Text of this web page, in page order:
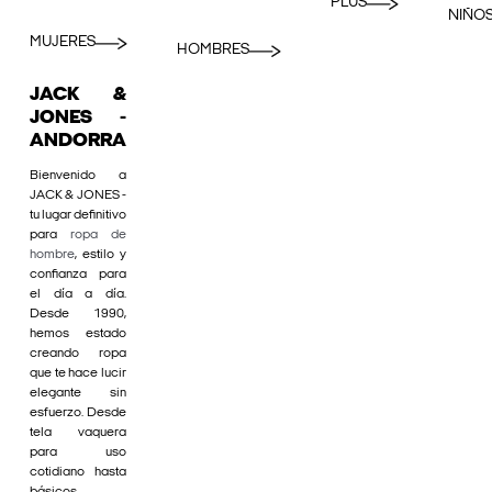
MUJERES
HOMBRES
JACK &
JONES -
ANDORRA
Bienvenido a
JACK & JONES -
tu lugar definitivo
para ropa de
hombre, estilo y
confianza para
el día a día.
Desde 1990,
hemos estado
creando ropa
que te hace lucir
elegante sin
esfuerzo. Desde
tela vaquera
para uso
cotidiano hasta